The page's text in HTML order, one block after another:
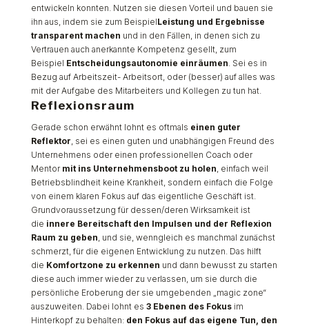
entwickeln konnten. Nutzen sie diesen Vorteil und bauen sie
ihn aus, indem sie zum BeispielLeistung und Ergebnisse
transparent machen und in den Fällen, in denen sich zu
Vertrauen auch anerkannte Kompetenz gesellt, zum
Beispiel Entscheidungsautonomie einräumen. Sei es in
Bezug auf Arbeitszeit- Arbeitsort, oder (besser) auf alles was
mit der Aufgabe des Mitarbeiters und Kollegen zu tun hat.
Reflexionsraum
Gerade schon erwähnt lohnt es oftmals einen guter
Reflektor, sei es einen guten und unabhängigen Freund des
Unternehmens oder einen professionellen Coach oder
Mentor mit ins Unternehmensboot zu holen, einfach weil
Betriebsblindheit keine Krankheit, sondern einfach die Folge
von einem klaren Fokus auf das eigentliche Geschäft ist.
Grundvoraussetzung für dessen/deren Wirksamkeit ist
die innere Bereitschaft den Impulsen und der Reflexion
Raum zu geben, und sie, wenngleich es manchmal zunächst
schmerzt, für die eigenen Entwicklung zu nutzen. Das hilft
die Komfortzone zu erkennen und dann bewusst zu starten
diese auch immer wieder zu verlassen, um sie durch die
persönliche Eroberung der sie umgebenden „magic zone“
auszuweiten. Dabei lohnt es 3 Ebenen des Fokusim
Hinterkopf zu behalten: den Fokus auf das eigene Tun, den